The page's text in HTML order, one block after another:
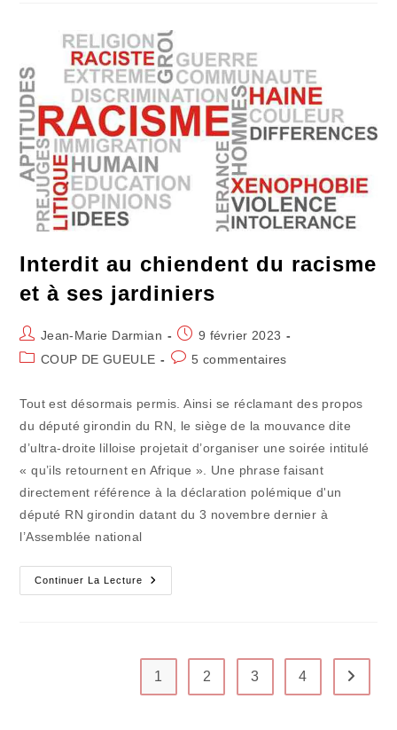
Libre
Café
Interdit au chiendent du racisme
et à ses jardiniers
Auteur/autrice
de
Jean-Marie Darmian
Publication
publiée :
9 février 2023
PostCOUP DE GUEULE
Commentaires
5 commentaires
Tout est désormais permis. Ainsi se réclamant des propos
du député girondin du RN, le siège de la mouvance dite
d’ultra-droite lilloise projetait d’organiser une soirée intitulé
« qu’ils retournent en Afrique ». Une phrase faisant
directement référence à la déclaration polémique d'un
député RN girondin datant du 3 novembre dernier à
l’Assemblée national
Continuer La Lecture
Interdit
Au
À
Ses
Jardiniers
1 2 3 4 Aller à